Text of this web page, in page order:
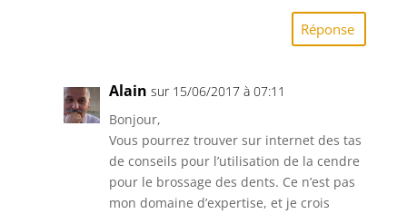
Réponse
Alain sur 15/06/2017 à 07:11
Bonjour,
Vous pourrez trouver sur internet des tas
de conseils pour l’utilisation de la cendre
pour le brossage des dents. Ce n’est pas
mon domaine d’expertise, et je crois